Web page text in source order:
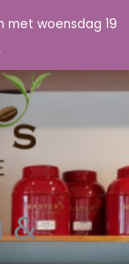
met woensdag 19
&